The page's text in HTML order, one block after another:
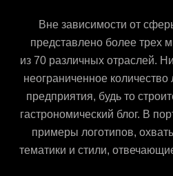
Вне зависимости от
представлено более трех
из 70 различных отраслей.
неограниченное
предприятия, будь то
гастрономический блог. В
примеры логотипов,
тематики и стили,